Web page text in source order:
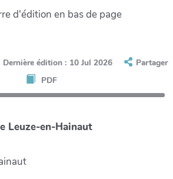
d'édition en bas de page
Dernière édition : 10 Jul 2026
Partager
PDF
Leuze-en-Hainaut